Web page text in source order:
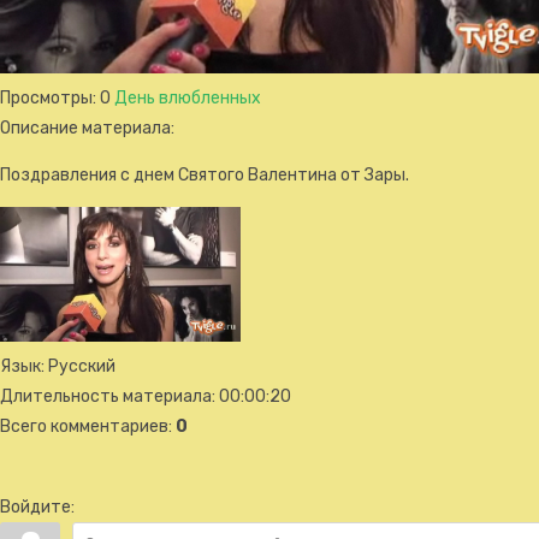
Просмотры: 0 День влюбленных
Описание материала:
Поздравления с днем Святого Валентина от Зары.
Язык: Русский
Длительность материала: 00:00:20
Всего комментариев: 0
Войдите: